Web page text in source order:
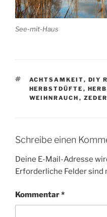
See-mit-Haus
SCHLAGWÖRTER
ACHTSAMKEIT, DIY
HERBSTDÜFTE ,
WEIHNRAUCH , ZEDER
Schreibe einen
Deine E-Mail-Adresse
Erforderliche Felder sind
Kommentar*